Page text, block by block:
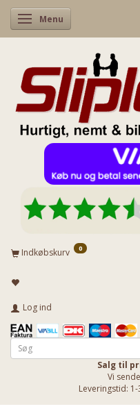
Skifte navigation
Menu
Indkøbskurv 0
Log ind
Salg til
Vi
Leveringstid: